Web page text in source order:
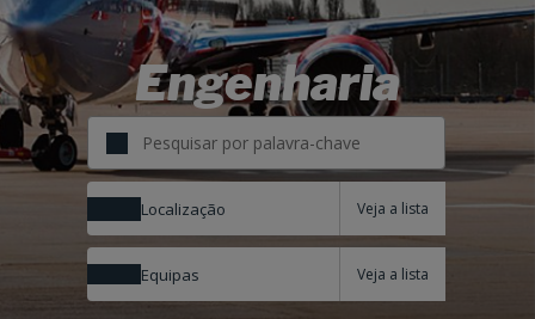
Engenharia
Localização
Equipas